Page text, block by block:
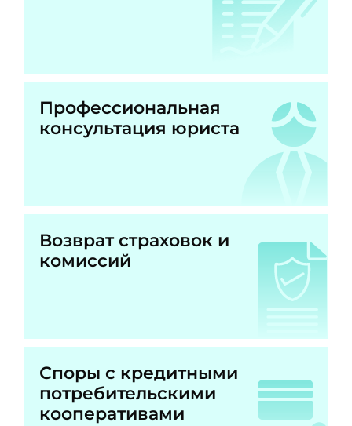
Профессиональная
консультация юриста
Возврат страховок и
комиссий
Споры с кредитными
потребительскими
кооперативами